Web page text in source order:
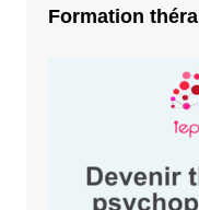
Formation